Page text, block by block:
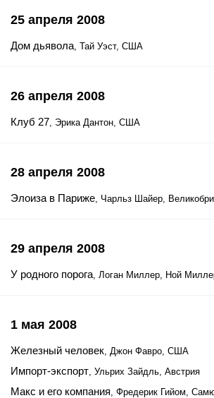
25 апреля 2008
Дом дьявола, Тай Уэст, США
26 апреля 2008
Клуб 27, Эрика Дантон, США
28 апреля 2008
Элоиза в Париже, Чарльз Шайер,
29 апреля 2008
У родного порога, Логан Миллер, Ной
1 мая 2008
Железный человек, Джон Фавро, США
Импорт-экспорт, Ульрих Зайдль, Австрия
Макс и его компания, Фредерик Гийом,